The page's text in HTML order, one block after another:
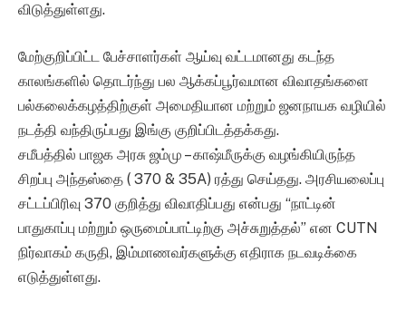
விடுத்துள்ளது.
மேற்குறிப்பிட்ட பேச்சாளர்கள் ஆய்வு வட்டமானது கடந்த
காலங்களில் தொடர்ந்து பல ஆக்கப்பூர்வமான விவாதங்களை
பல்கலைக்கழத்திற்குள் அமைதியான மற்றும் ஜனநாயக வழியில்
நடத்தி வந்திருப்பது இங்கு குறிப்பிடத்தக்கது.
சமீபத்தில் பாஜக அரசு ஜம்மு – காஷ்மீருக்கு வழங்கியிருந்த
சிறப்பு அந்தஸ்தை ( 370 & 35A) ரத்து செய்தது. அரசியலைப்பு
சட்டப்பிரிவு 370 குறித்து விவாதிப்பது என்பது “நாட்டின்
பாதுகாப்பு மற்றும் ஒருமைப்பாட்டிற்கு அச்சுறுத்தல்” என CUTN
நிர்வாகம் கருதி, இம்மாணவர்களுக்கு எதிராக நடவடிக்கை
எடுத்துள்ளது.